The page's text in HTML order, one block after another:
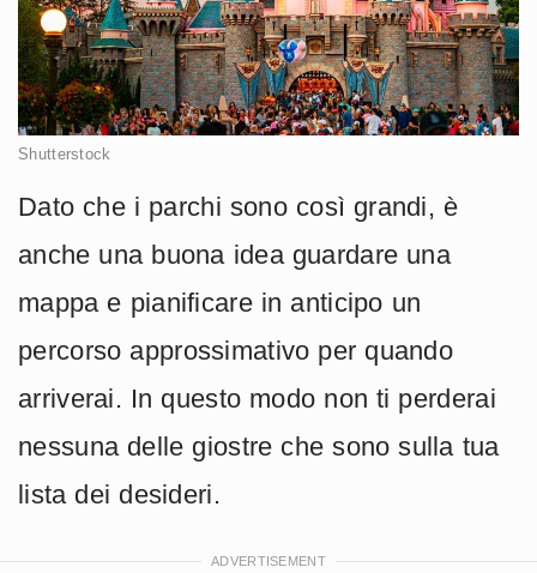
Shutterstock
Dato che i parchi sono così grandi, è
anche una buona idea guardare una
mappa e pianificare in anticipo un
percorso approssimativo per quando
arriverai. In questo modo non ti perderai
nessuna delle giostre che sono sulla tua
lista dei desideri.